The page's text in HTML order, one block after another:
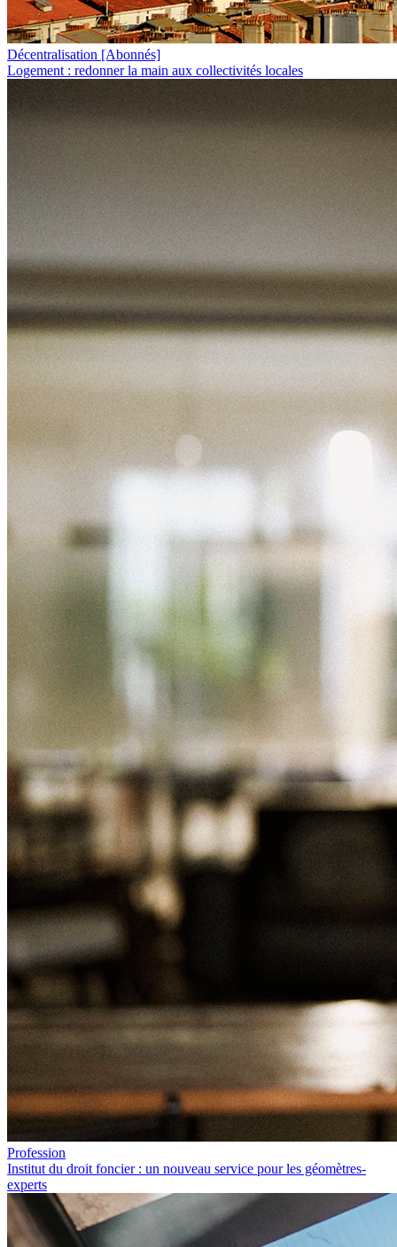
Décentralisation [Abonnés]
Logement : redonner la main aux collectivités locales
Profession
Institut du droit foncier : un nouveau service pour les géomètres-
experts